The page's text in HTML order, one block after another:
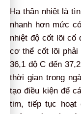
Hạ thân nhiệt là
nhanh hơn mức
nhiệt độ cốt lõi cố
cơ thể cốt lõi
36,1 độ C đến
thời gian trong
tạo điều kiện để
tim, tiếp tục hoạt